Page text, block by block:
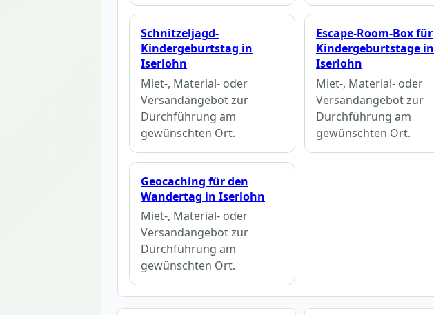
Schnitzeljagd-
Kindergeburtstag in
Iserlohn
Miet-, Material- oder
Versandangebot zur
Durchführung am
gewünschten Ort.
Escape-Room-Box für
Kindergeburtstage in
Iserlohn
Miet-, Material- oder
Versandangebot zur
Durchführung am
gewünschten Ort.
Geocaching für den
Wandertag in Iserlohn
Miet-, Material- oder
Versandangebot zur
Durchführung am
gewünschten Ort.